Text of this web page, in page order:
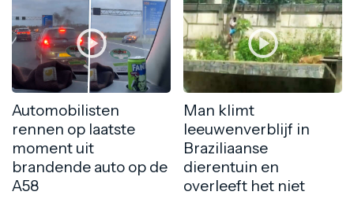
Automobilisten
rennen op laatste
moment uit
brandende auto op de
A58
Man klimt
leeuwenverblijf in
Braziliaanse
dierentuin en
overleeft het niet